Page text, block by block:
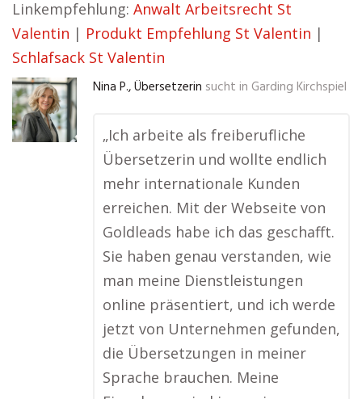
Linkempfehlung: Anwalt Arbeitsrecht St
Valentin | Produkt Empfehlung St Valentin |
Schlafsack St Valentin
Nina P., Übersetzerin sucht in Garding Kirchspiel
„Ich arbeite als freiberufliche
Übersetzerin und wollte endlich
mehr internationale Kunden
erreichen. Mit der Webseite von
Goldleads habe ich das geschafft.
Sie haben genau verstanden, wie
man meine Dienstleistungen
online präsentiert, und ich werde
jetzt von Unternehmen gefunden,
die Übersetzungen in meiner
Sprache brauchen. Meine